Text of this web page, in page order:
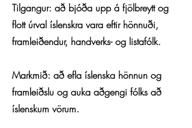
Tilgangur: að bjóða upp á fjölbreytt og
flott úrval íslenskra vara eftir hönnuði,
framleiðendur, handverks- og listafólk.
Markmið: að efla íslenska hönnun og
framleiðslu og auka aðgengi fólks að
íslenskum vörum.